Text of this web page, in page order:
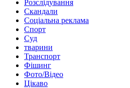
Розслідування
Скандали
Соціальна реклама
Спорт
Суд
тварини
Транспорт
Фішинг
Фото/Відео
Цікаво